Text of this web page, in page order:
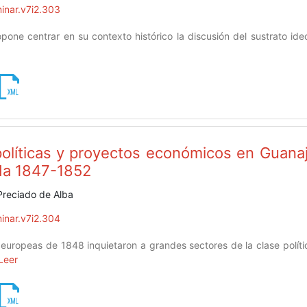
centrar en su contexto histórico la discusión del sustrato
y proyectos económicos en
1847-1852
de Alba
de 1848 inquietaron a grandes sectores de la clase